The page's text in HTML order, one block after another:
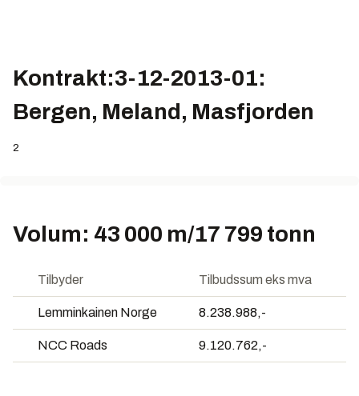
Kontrakt:3-12-2013-01:
Bergen, Meland, Masfjorden
2
Volum: 43 000 m/17 799 tonn
Tilbyder Tilbudssum eks mva
Lemminkainen Norge 8.238.988,-
NCC Roads 9.120.762,-